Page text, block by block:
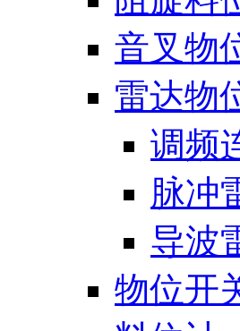
音叉物
雷达物
调频
脉冲
导波
物位开